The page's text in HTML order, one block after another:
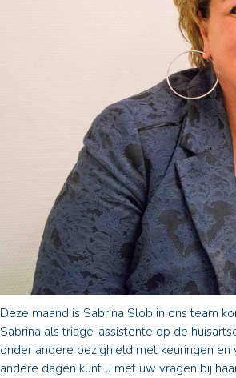
Deze maand is Sabrina Slob in ons team
Sabrina als triage-assistente op de
onder andere bezighield met keuringen
andere dagen kunt u met uw vragen bij